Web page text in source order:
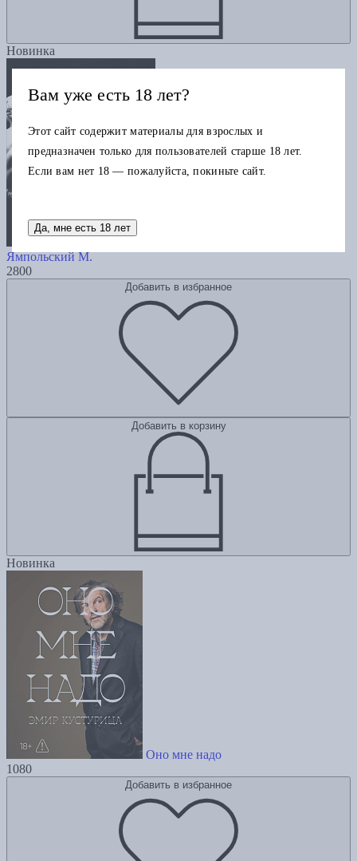
Новинка
Ямпольский М.
2800
Добавить в избранное
Добавить в корзину
Новинка
Оно мне надо
1080
Добавить в избранное
Вам уже есть 18 лет?
Этот сайт содержит материалы для взрослых и
предназначен только для пользователей старше 18 лет.
Если вам нет 18 — пожалуйста, покиньте сайт.
Да, мне есть 18 лет